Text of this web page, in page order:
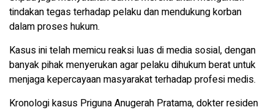
tindakan tegas terhadap pelaku dan mendukung korban
dalam proses hukum.
Kasus ini telah memicu reaksi luas di media sosial, dengan
banyak pihak menyerukan agar pelaku dihukum berat untuk
menjaga kepercayaan masyarakat terhadap profesi medis.
Kronologi kasus Priguna Anugerah Pratama, dokter residen